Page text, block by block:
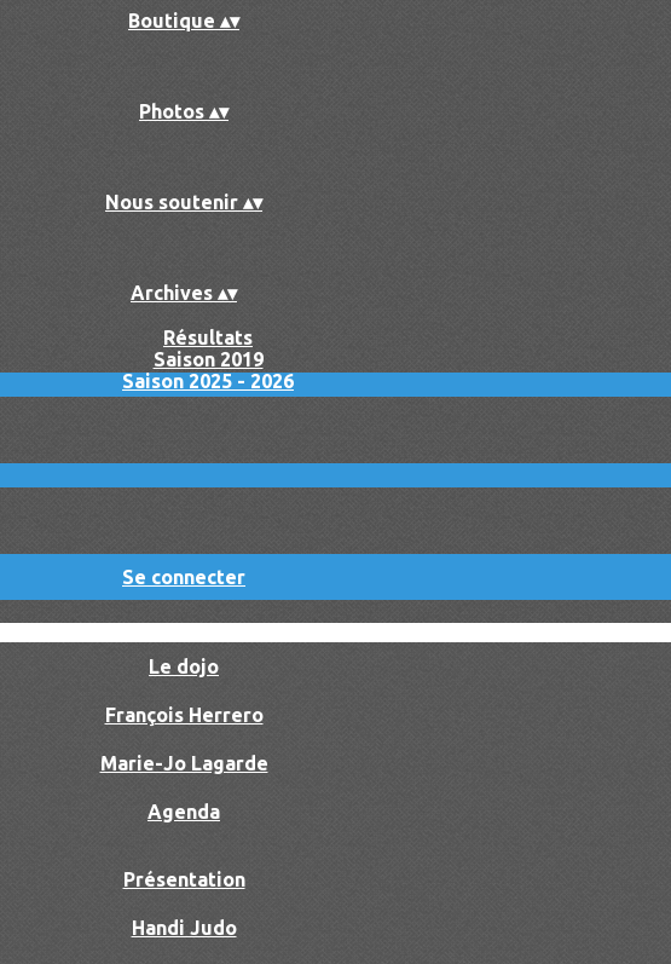
Boutique ▴▾
Photos ▴▾
Nous soutenir ▴▾
Archives ▴▾
Résultats
Saison 2019
Saison 2025 - 2026
Se connecter
Le dojo
François Herrero
Marie-Jo Lagarde
Agenda
Présentation
Handi Judo